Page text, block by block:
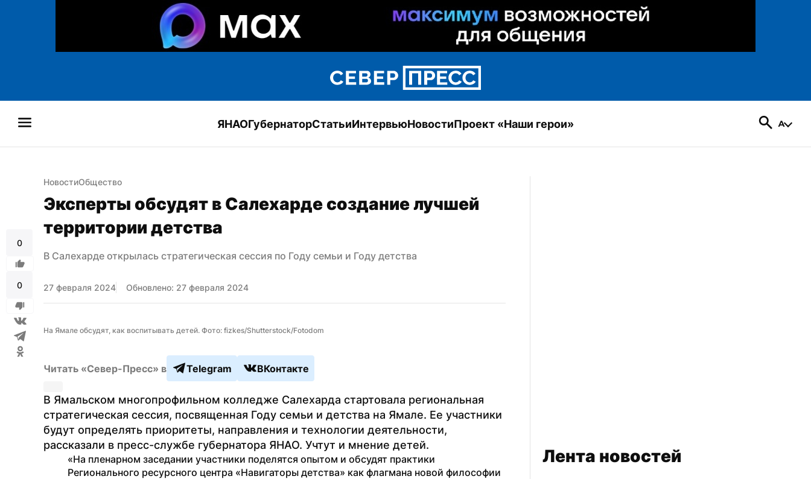
ЯНАОГубернаторСтатьиИнтервьюНовостиПроект «Наши герои»
0
0
НовостиОбщество
Эксперты обсудят в Салехарде создание лучшей
территории детства
В Салехарде открылась стратегическая сессия по Году семьи и Году детства
27 февраля 2024 Обновлено: 27 февраля 2024
На Ямале обсудят, как воспитывать детей. Фото: fizkes/Shutterstock/Fotodom
Читать «Север-Пресс» в Telegram ВКонтакте
В Ямальском многопрофильном колледже Салехарда стартовала региональная
стратегическая сессия, посвященная Году семьи и детства на Ямале. Ее участники
будут определять приоритеты, направления и технологии деятельности,
рассказали в пресс-службе губернатора ЯНАО. Учтут и мнение детей.
«На пленарном заседании участники поделятся опытом и обсудят практики
Регионального ресурсного центра «Навигаторы детства» как флагмана новой философии
Лента новостей